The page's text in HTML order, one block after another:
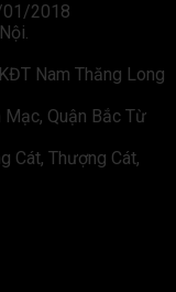
01/2018
Nam Thăng Long
Quận Bắc Từ
Cát, Thượng Cát,